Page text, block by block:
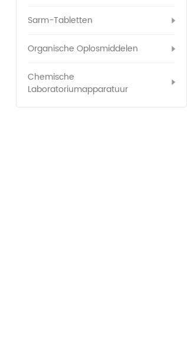
Sarm-Tabletten
Organische Oplosmiddelen
Chemische
Laboratoriumapparatuur